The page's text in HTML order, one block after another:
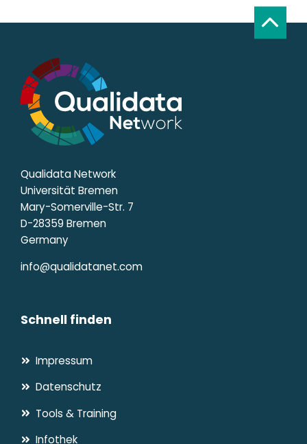
Qualidata Network
Universität Bremen
Mary-Somerville-Str. 7
D-28359 Bremen
Germany
info@qualidatanet.com
Schnell finden
Impressum
Datenschutz
Tools & Training
Infothek